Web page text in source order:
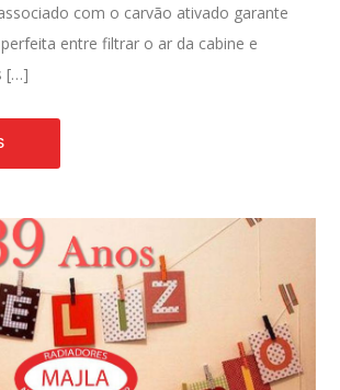
com o carvão ativado garante
entre filtrar o ar da cabine e
[…]